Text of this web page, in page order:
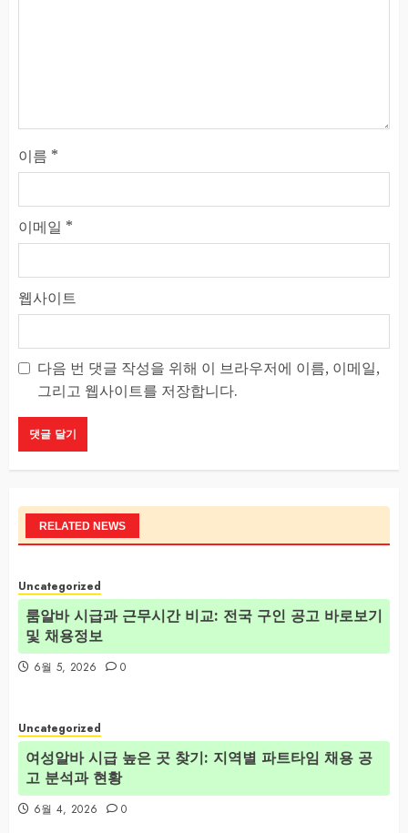
이름 *
이메일 *
웹사이트
다음 번 댓글 작성을 위해 이 브라우저에 이름, 이메일,
그리고 웹사이트를 저장합니다.
RELATED NEWS
Uncategorized
룸알바 시급과 근무시간 비교: 전국 구인 공고 바로보기
및 채용정보
6월 5, 2026 0
Uncategorized
여성알바 시급 높은 곳 찾기: 지역별 파트타임 채용 공
고 분석과 현황
6월 4, 2026 0